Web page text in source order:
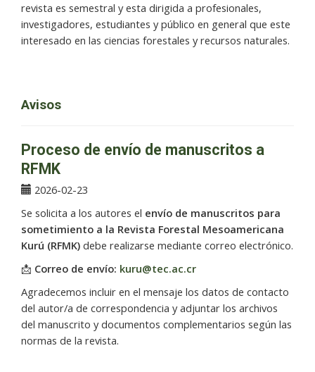
revista es semestral y esta dirigida a profesionales,
investigadores, estudiantes y público en general que este
interesado en las ciencias forestales y recursos naturales.
Avisos
Proceso de envío de manuscritos a
RFMK
2026-02-23
Se solicita a los autores el envío de manuscritos para
sometimiento a la Revista Forestal Mesoamericana
Kurú (RFMK) debe realizarse mediante correo electrónico.
📩 Correo de envío: kuru@tec.ac.cr
Agradecemos incluir en el mensaje los datos de contacto
del autor/a de correspondencia y adjuntar los archivos
del manuscrito y documentos complementarios según las
normas de la revista.